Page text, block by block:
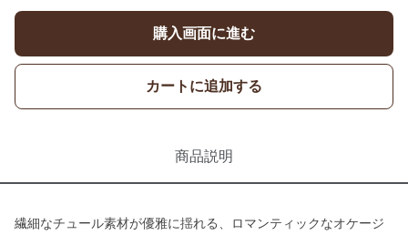
購入画面に進む
カートに追加する
商品説明
繊細なチュール素材が優雅に揺れる、ロマンティックなオケージ